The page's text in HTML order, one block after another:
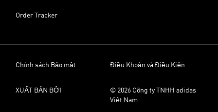
Order Tracker
Chính sách Bảo mật Điều Khoản và Điều Kiện
XUẤT BẢN BỞI
© 2026 Công ty TNHH adidas
Việt Nam